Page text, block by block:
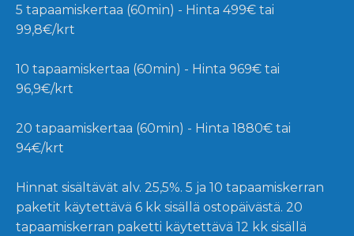
5 tapaamiskertaa (60min) - Hinta 499€ tai
99,8€/krt
10 tapaamiskertaa (60min) - Hinta 969€ tai
96,9€/krt
20 tapaamiskertaa (60min) - Hinta 1880€ tai
94€/krt
Hinnat sisältävät alv. 25,5%. 5 ja 10 tapaamiskerran
paketit käytettävä 6 kk sisällä ostopäivästä. 20
tapaamiskerran paketti käytettävä 12 kk sisällä